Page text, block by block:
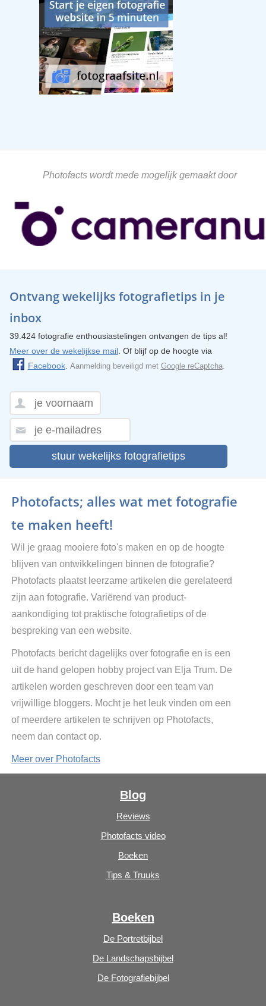
Photofacts wordt mede mogelijk gemaakt door
Ontvang wekelijks fotografietips in je
inbox
39.424 fotografie enthousiastelingen ontvangen de tips al!
Meer over de wekelijkse mail. Of blijf op de hoogte via
Facebook. Aanmelding beveiligd met Google reCaptcha.
stuur wekelijks fotografietips
Photofacts; alles wat met fotografie
te maken heeft!
Wil je graag mooiere foto's maken en op de hoogte
blijven van ontwikkelingen binnen de fotografie?
Photofacts plaatst leerzame artikelen die gerelateerd
zijn aan fotografie. Variërend van product-
aankondiging tot praktische fotografietips of de
bespreking van een website.
Photofacts bericht dagelijks over fotografie en is een
uit de hand gelopen hobby project van Elja Trum. De
artikelen worden geschreven door een team van
vrijwillige bloggers. Mocht je het leuk vinden om een
of meerdere artikelen te schrijven op Photofacts,
neem dan contact op.
Meer over Photofacts
Blog
Reviews
Photofacts video
Boeken
Tips & Truuks
Boeken
De Portretbijbel
De Landschapsbijbel
De Fotografiebijbel